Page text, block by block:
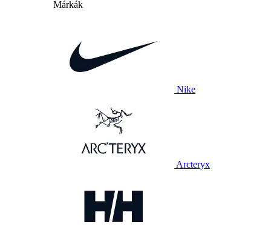
Márkák
Nike
Arcteryx